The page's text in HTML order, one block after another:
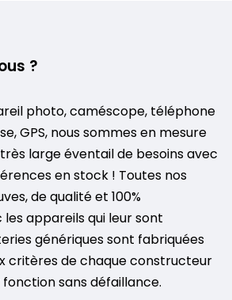
?
photo, caméscope, téléphone
GPS, nous sommes en mesure
large éventail de besoins avec
en stock ! Toutes nos
de qualité et 100%
appareils qui leur sont
génériques sont fabriquées
critères de chaque constructeur
sans défaillance.